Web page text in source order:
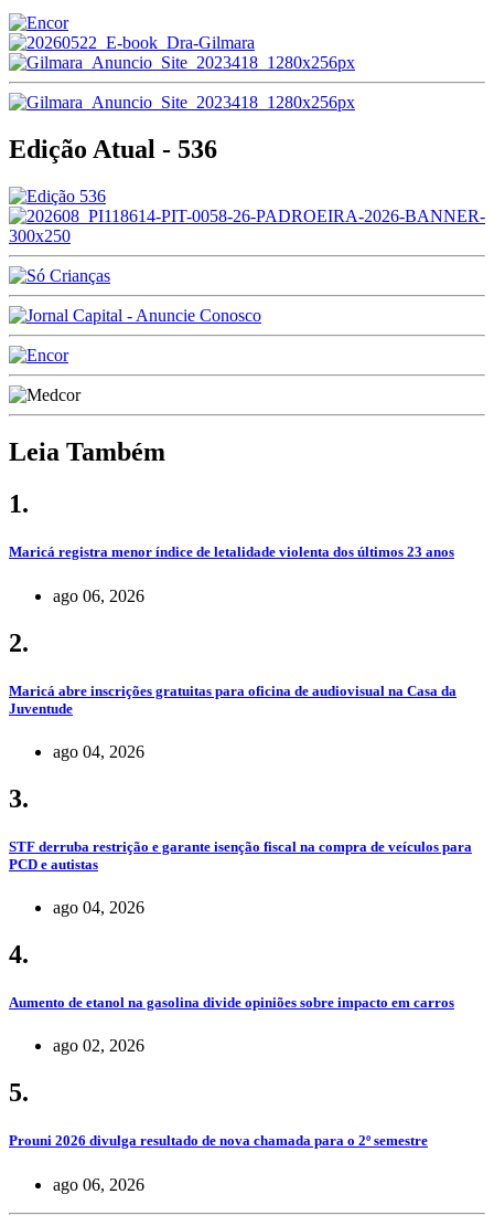
Edição Atual - 536
Leia Também
1.
Maricá registra menor índice de letalidade violenta dos últimos 23 anos
ago 06, 2026
2.
Maricá abre inscrições gratuitas para oficina de audiovisual na Casa da
Juventude
ago 04, 2026
3.
STF derruba restrição e garante isenção fiscal na compra de veículos para
PCD e autistas
ago 04, 2026
4.
Aumento de etanol na gasolina divide opiniões sobre impacto em carros
ago 02, 2026
5.
Prouni 2026 divulga resultado de nova chamada para o 2º semestre
ago 06, 2026